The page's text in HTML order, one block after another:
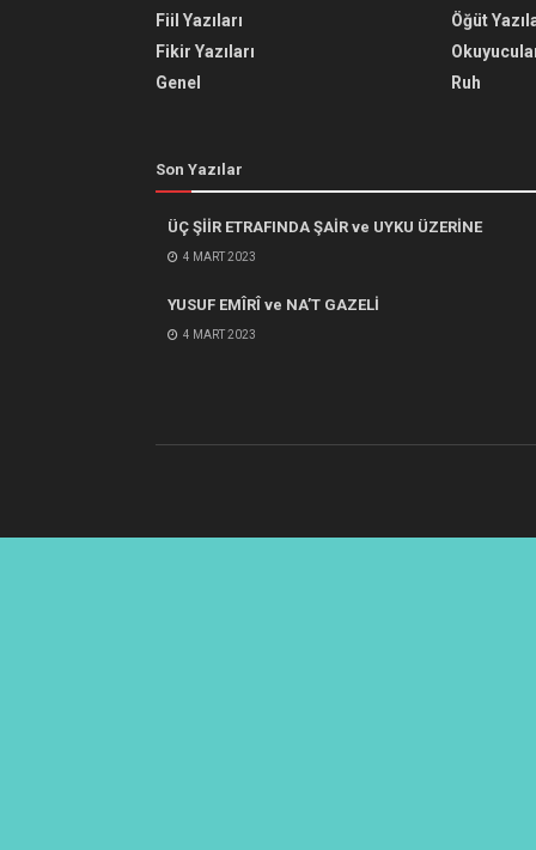
Fiil Yazıları
Fikir Yazıları
Genel
Öğüt
Ruh
Son Yazılar
ÜÇ ŞİİR ETRAFINDA ŞAİR ve UYKU ÜZERİNE
4 MART 2023
YUSUF EMÎRÎ ve NA’T GAZELİ
4 MART 2023